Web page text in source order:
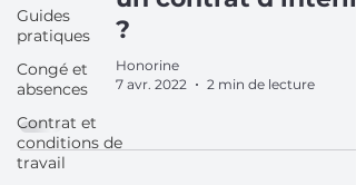
Guides
pratiques
Congé et
absences
Contrat et
conditions de
travail
?
Honorine
7 avr. 2022
2 min de lecture